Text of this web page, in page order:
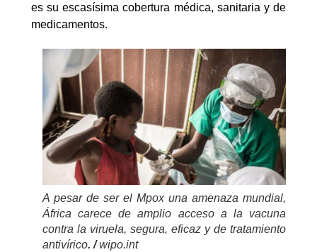
es su escasísima cobertura médica, sanitaria y de
medicamentos.
A pesar de ser el Mpox una amenaza mundial,
África carece de amplio acceso a la vacuna
contra la viruela, segura, eficaz y de tratamiento
antivírico. /wipo.int